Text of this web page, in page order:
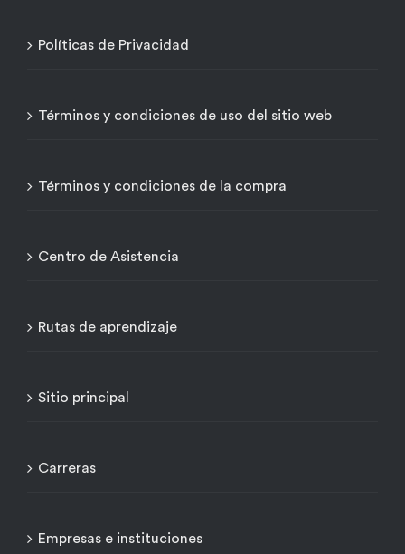
Políticas de Privacidad
Términos y condiciones de uso del sitio web
Términos y condiciones de la compra
Centro de Asistencia
Rutas de aprendizaje
Sitio principal
Carreras
Empresas e instituciones